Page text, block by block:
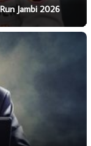
Jambi 2026